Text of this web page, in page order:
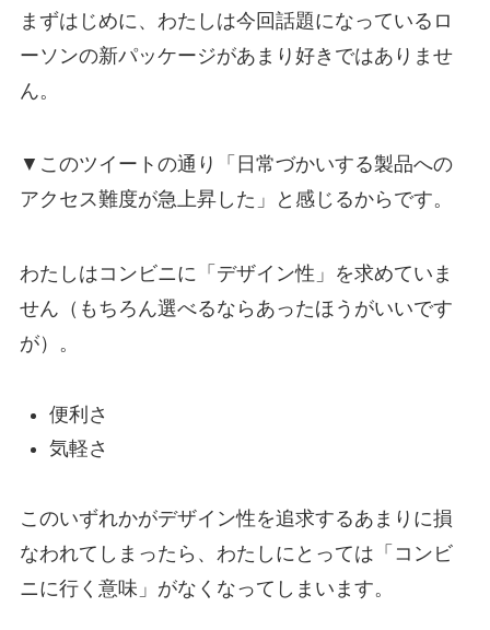
まずはじめに、わたしは今回話題になっているロ
ーソンの新パッケージがあまり好きではありませ
ん。
▼このツイートの通り「日常づかいする製品への
アクセス難度が急上昇した」と感じるからです。
わたしはコンビニに「デザイン性」を求めていま
せん（もちろん選べるならあったほうがいいです
が）。
便利さ
気軽さ
このいずれかがデザイン性を追求するあまりに損
なわれてしまったら、わたしにとっては「コンビ
ニに行く意味」がなくなってしまいます。